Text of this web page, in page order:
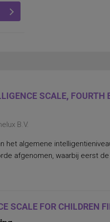
SCALE,
B.V.
het algemene
afgenomen, waarbij eerst
SCALE FOR CHILDREN